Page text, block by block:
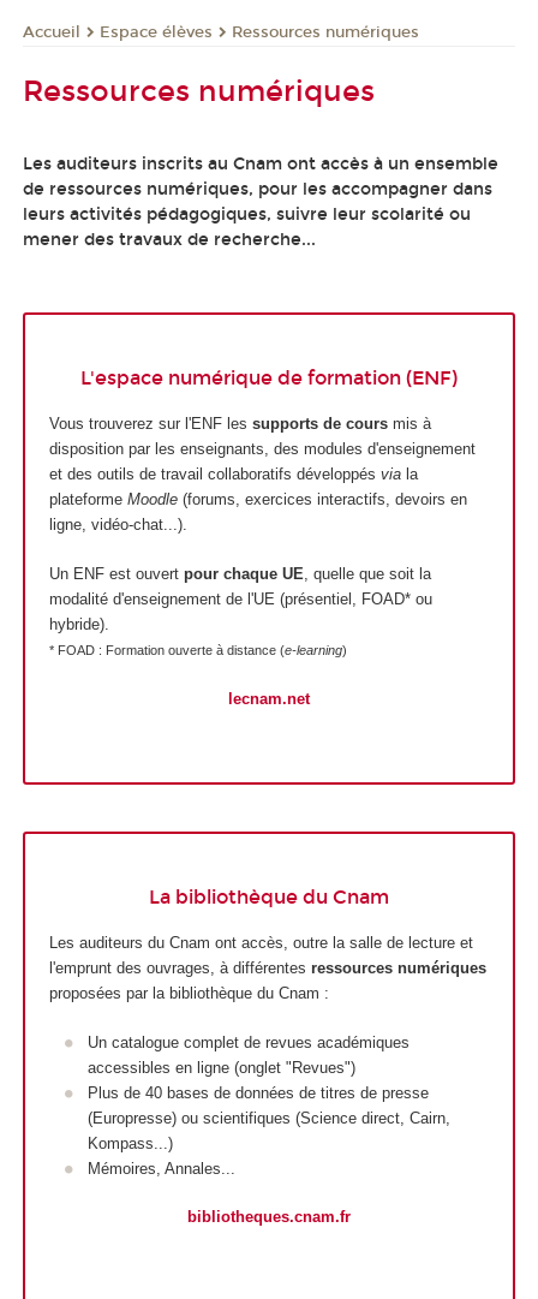
Accueil Espace élèves Ressources numériques
Ressources numériques
Les auditeurs inscrits au Cnam ont accès à un ensemble
de ressources numériques, pour les accompagner dans
leurs activités pédagogiques, suivre leur scolarité ou
mener des travaux de recherche...
L'espace numérique de formation (ENF)
Vous trouverez sur l'ENF les supports de coursmis à
disposition par les enseignants, des modules d'enseignement
et des outils de travail collaboratifs développés via la
plateforme Moodle (forums, exercices interactifs, devoirs en
ligne, vidéo-chat...).
Un ENF est ouvert pour chaque UE , quelle que soit la
modalité d'enseignement de l'UE (présentiel, FOAD* ou
hybride).
* FOAD : Formation ouverte à distance (e-learning)
lecnam.net
La bibliothèque du Cnam
Les auditeurs du Cnam ont accès, outre la salle de lecture et
l'emprunt des ouvrages, à différentes ressources numériques
proposées par la bibliothèque du Cnam :
Un catalogue complet de revues académiques
accessibles en ligne (onglet "Revues")
Plus de 40 bases de données de titres de presse
(Europresse) ou scientifiques (Science direct, Cairn,
Kompass...)
Mémoires, Annales...
bibliotheques.cnam.fr